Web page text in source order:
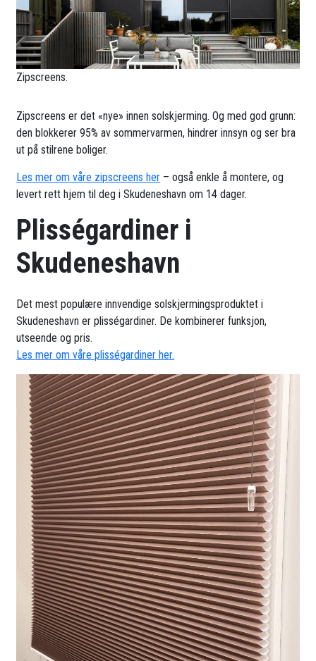
Zipscreens.
Zipscreens er det «nye» innen solskjerming. Og med god grunn:
den blokkerer 95% av sommervarmen, hindrer innsyn og ser bra
ut på stilrene boliger.
Les mer om våre zipscreens her – også enkle å montere, og
levert rett hjem til deg i Skudeneshavn om 14 dager.
Plisségardiner i
Skudeneshavn
Det mest populære innvendige solskjermingsproduktet i
Skudeneshavn er plisségardiner. De kombinerer funksjon,
utseende og pris.
Les mer om våre plisségardiner her.